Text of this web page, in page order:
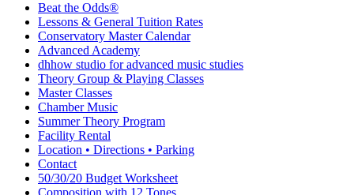
Beat the Odds®
Lessons & General Tuition Rates
Conservatory Master Calendar
Advanced Academy
dhhow studio for advanced music studies
Theory Group & Playing Classes
Master Classes
Chamber Music
Summer Theory Program
Facility Rental
Location • Directions • Parking
Contact
50/30/20 Budget Worksheet